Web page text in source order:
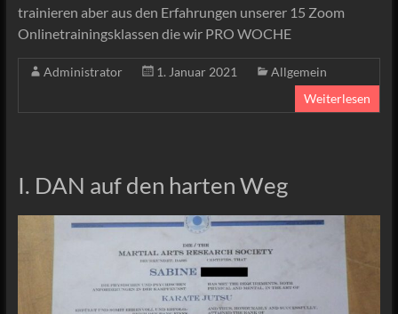
trainieren aber aus den Erfahrungen unserer 15 Zoom
Onlinetrainingsklassen die wir PRO WOCHE
Administrator 1. Januar 2021
Allgemein
Weiterlesen
I. DAN auf den harten Weg